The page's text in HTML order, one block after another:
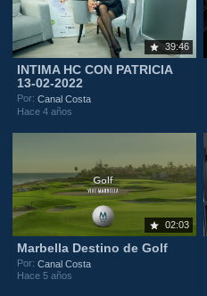
39:46
INTIMA HC CON PATRICIA
13-02-2022
Por:Canal Costa
Hace 4 años
02:03
Marbella Destino de Golf
Por:Canal Costa
Hace 5 años